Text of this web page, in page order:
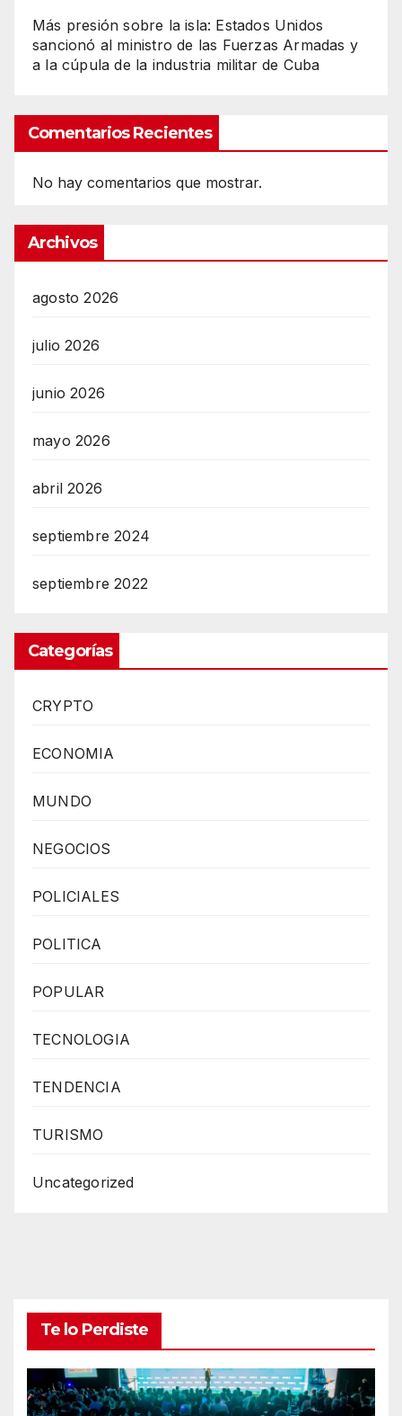
Más presión sobre la isla: Estados Unidos
sancionó al ministro de las Fuerzas Armadas y
a la cúpula de la industria militar de Cuba
Comentarios Recientes
No hay comentarios que mostrar.
Archivos
agosto 2026
julio 2026
junio 2026
mayo 2026
abril 2026
septiembre 2024
septiembre 2022
Categorías
CRYPTO
ECONOMIA
MUNDO
NEGOCIOS
POLICIALES
POLITICA
POPULAR
TECNOLOGIA
TENDENCIA
TURISMO
Uncategorized
Te lo Perdiste